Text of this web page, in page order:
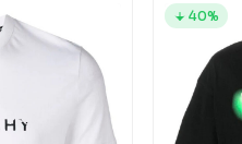
40%